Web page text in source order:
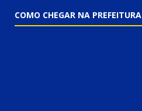
COMO CHEGAR NA PREFEITURA